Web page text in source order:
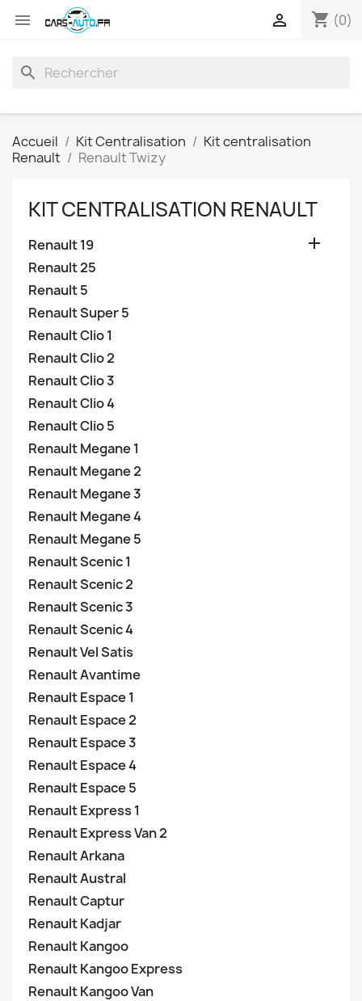
 shopping_cart (0)

search
Accueil Kit Centralisation
Kit centralisation
Renault
Renault Twizy
KIT CENTRALISATION RENAULT
Renault 19 
Renault 25
Renault 5
Renault Super 5
Renault Clio 1
Renault Clio 2
Renault Clio 3
Renault Clio 4
Renault Clio 5
Renault Megane 1
Renault Megane 2
Renault Megane 3
Renault Megane 4
Renault Megane 5
Renault Scenic 1
Renault Scenic 2
Renault Scenic 3
Renault Scenic 4
Renault Vel Satis
Renault Avantime
Renault Espace 1
Renault Espace 2
Renault Espace 3
Renault Espace 4
Renault Espace 5
Renault Express 1
Renault Express Van 2
Renault Arkana
Renault Austral
Renault Captur
Renault Kadjar
Renault Kangoo
Renault Kangoo Express
Renault Kangoo Van